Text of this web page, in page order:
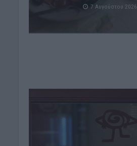
7 Αυγούστου 2026